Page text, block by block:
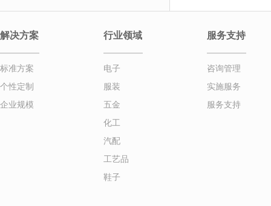
解决方案
标准方案
个性定制
企业规模
行业领域
电子
服装
五金
化工
汽配
工艺品
鞋子
服务支持
咨询管理
实施服务
服务支持